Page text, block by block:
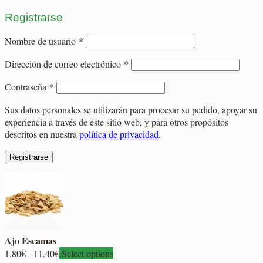
Registrarse
Nombre de usuario * Obligatorio
Dirección de correo electrónico * Obligatorio
Contraseña * Obligatorio
Sus datos personales se utilizarán para procesar su pedido, apoyar su
experiencia a través de este sitio web, y para otros propósitos
descritos en nuestrapolítica de privacidad.
Registrarse
Ajo Escamas
1,80€- 11,40€Rango
Select options